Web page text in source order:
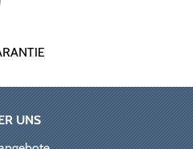
UNS